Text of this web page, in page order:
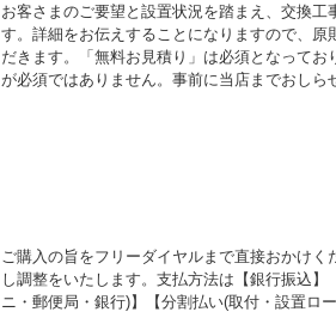
お客さまのご要望と設置状況を踏まえ、交換
す。詳細をお伝えすることになりますので、
だきます。「無料お見積り」は必須となって
が必須ではありません。事前に当店までおしら
ご購入の旨をフリーダイヤルまで直接おかけ
し調整をいたします。支払方法は【銀行振込
ニ・郵便局・銀行)】【分割払い(取付・設置ロ